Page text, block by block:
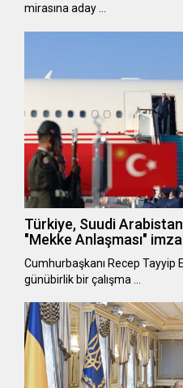
mirasına aday …
Türkiye, Suudi
"Mekke Anlaşması"
Cumhurbaşkanı Recep Tayyip
günübirlik bir çalışma …